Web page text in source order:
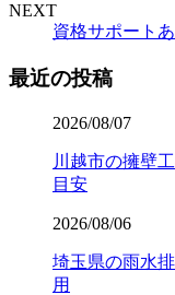
NEXT
資格サポート
最近の投稿
2026/08/07
川越市の擁壁
目安
2026/08/06
埼玉県の雨水
用